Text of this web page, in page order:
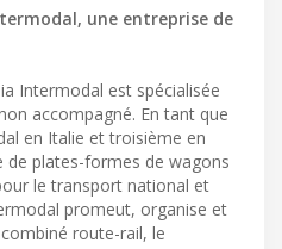
une entreprise de
Intermodal est spécialisée
accompagné. En tant que
en Italie et troisième en
de plates-formes de wagons
le transport national et
promeut, organise et
route-rail, le